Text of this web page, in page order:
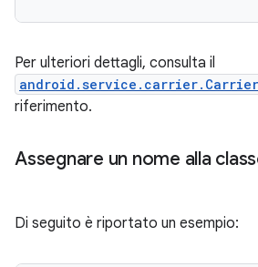
Per ulteriori dettagli, consulta il
riferimento.
Assegnare un nome alla
Di seguito è riportato un esempio: